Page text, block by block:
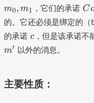
m0, m1 ，它们的承诺 C
m
(
C
的。它还必须是绑定的
的承诺 c
c ，但是该承诺不
m
m′ 以外的消息。
主要性质：